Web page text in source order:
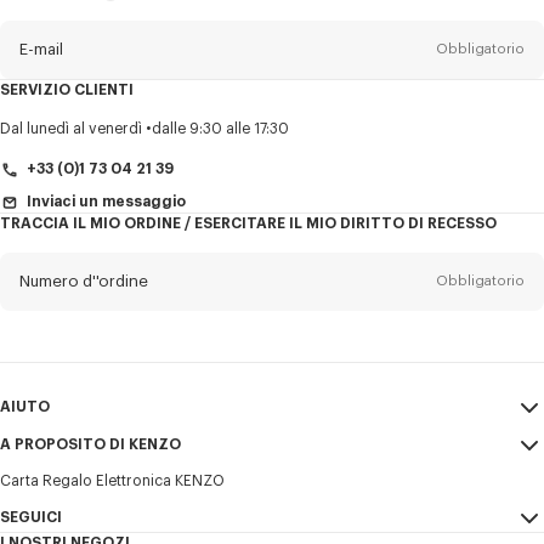
E-mail Obbligatorio
TitoloObbligatorio
che possono essere personalizzati, in particolare sui social network e
SERVIZIO CLIENTI
Dal lunedì al venerdì dalle 9:30 alle 17:30
+33 (0)1 73 04 21 39
Inviaci un messaggio
TRACCIA IL MIO ORDINE / ESERCITARE IL MIO DIRITTO DI RECESSO
Numero d''ordine Obbligatorio
AIUTO
Il mio account
Guida alle taglie
FAQ
A PROPOSITO DI KENZO
Condizioni di vendita
Note Legali e Termini di utilizzo
Carta Regalo Elettronica KENZO
SEGUICI